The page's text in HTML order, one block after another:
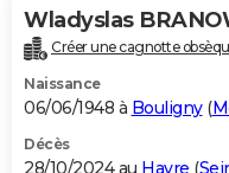
Carte de Noël
Carte Bonne année
Carte Saint-Valentin
Carte Pâques
Carte d'anniversaire
DICTIONNAIRE
Dictionnaire
Biographies
Citations
Expressions
Proverbes
PROGRAMME TV
Wladyslas
Créer une cagnotte
Naissance
06/06/1948 à Bouligny(
Décès
28/10/2024 au Havre (